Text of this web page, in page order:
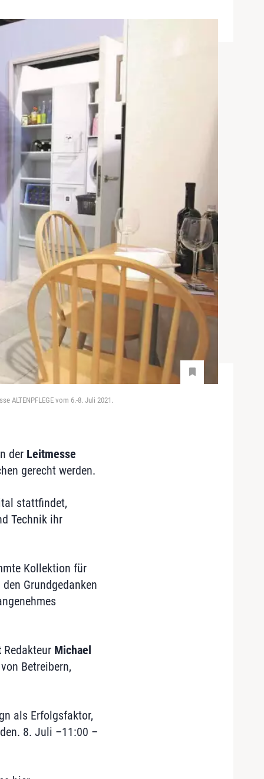
ALTENPFLEGE vom 6.-8. Juli 2021.
der Leitmesse
gerecht werden.
stattfindet,
Technik ihr
Kollektion für
Grundgedanken
Redakteur Michael
Betreibern,
als Erfolgsfaktor,
8. Juli –11:00 –